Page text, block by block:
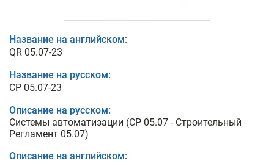
Название на английском:
QR 05.07-23
Название на русском:
СР 05.07-23
Описание на русском:
Системы автоматизации (СР 05.07 - Строительный
Регламент 05.07)
Описание на английском: